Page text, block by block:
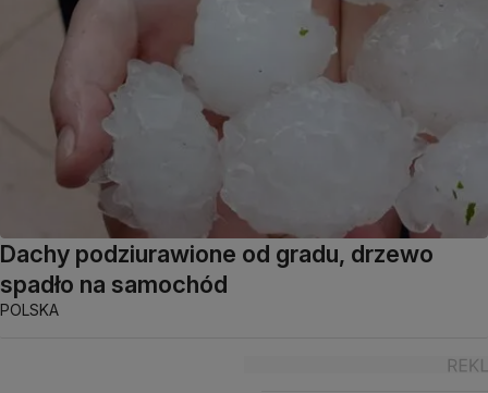
Dachy podziurawione od gradu, drzewo
spadło na samochód
POLSKA